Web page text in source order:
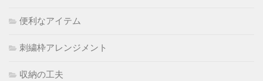
便利なアイテム
刺繍枠アレンジメント
収納の工夫